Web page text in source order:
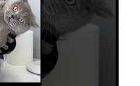
病院で神業を連発